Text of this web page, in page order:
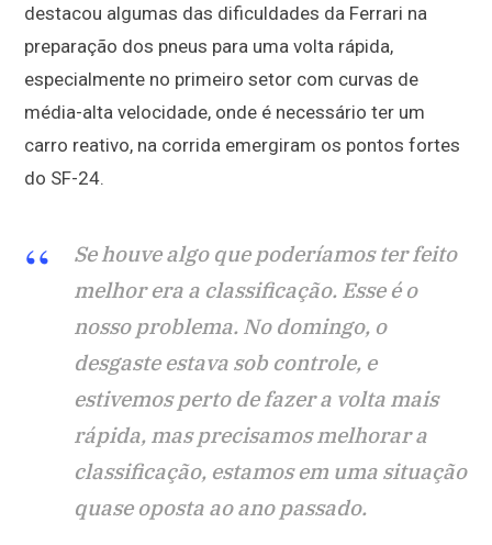
destacou algumas das dificuldades da Ferrari na
preparação dos pneus para uma volta rápida,
especialmente no primeiro setor com curvas de
média-alta velocidade, onde é necessário ter um
carro reativo, na corrida emergiram os pontos fortes
do SF-24.
Se houve algo que poderíamos ter feito
melhor era a classificação. Esse é o
nosso problema. No domingo, o
desgaste estava sob controle, e
estivemos perto de fazer a volta mais
rápida, mas precisamos melhorar a
classificação, estamos em uma situação
quase oposta ao ano passado.